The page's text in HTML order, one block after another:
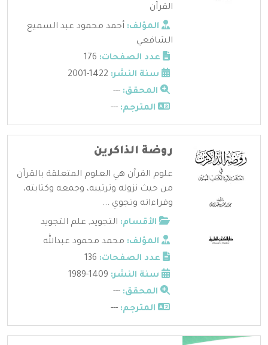
القرآن
المؤلف: أحمد محمود عبد السميع
الشافعي
عدد الصفحات:
سنة النشر:
المحقق: ---
المترجم: ---
روضة الذاكرين
علوم القرآن هي العلوم المتعلقة بالقرآن
من حيث نزوله وترتيبه، وجمعه وكتابته،
وقراءاته وتجوي ...
الأقسام: التجويد, علم التجويد
المؤلف: محمد محمود عبدالله
عدد الصفحات:
سنة النشر:
المحقق: ---
المترجم: ---